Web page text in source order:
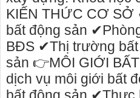
KIẾN THỨC CƠ SỞ
bất động sản
BĐS ✔Thị trường
sản 👉MÔI GIỚI
dịch vụ môi giới bất